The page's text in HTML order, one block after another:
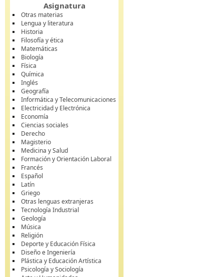
Asignatura
Otras materias
Lengua y literatura
Historia
Filosofía y ética
Matemáticas
Biología
Física
Química
Inglés
Geografía
Informática y Telecomunicaciones
Electricidad y Electrónica
Economía
Ciencias sociales
Derecho
Magisterio
Medicina y Salud
Formación y Orientación Laboral
Francés
Español
Latín
Griego
Otras lenguas extranjeras
Tecnología Industrial
Geología
Música
Religión
Deporte y Educación Física
Diseño e Ingeniería
Plástica y Educación Artística
Psicología y Sociología